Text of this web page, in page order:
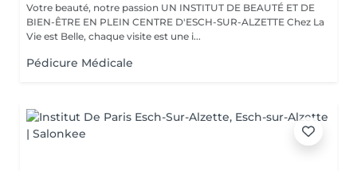
Votre beauté, notre passion UN INSTITUT DE BEAUTÉ ET DE
BIEN-ÊTRE EN PLEIN CENTRE D'ESCH-SUR-ALZETTE Chez La
Vie est Belle, chaque visite est une i...
Pédicure Médicale